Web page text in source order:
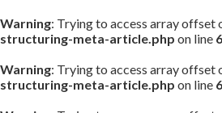
Warning: Trying to access array offset
structuring-meta-article.php on line
Warning: Trying to access array offset
structuring-meta-article.php on line